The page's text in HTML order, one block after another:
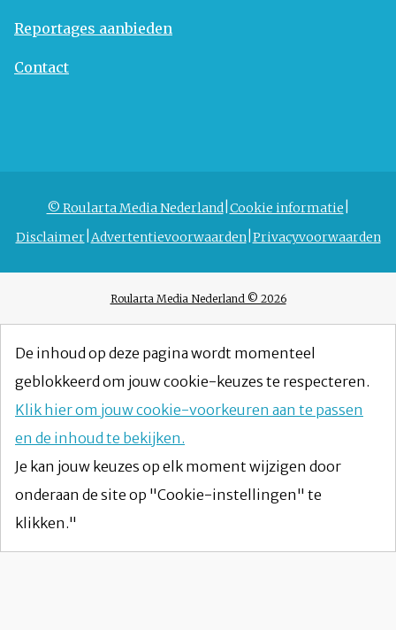
Reportages aanbieden
Contact
© Roularta Media Nederland Cookie informatie
Disclaimer Advertentievoorwaarden Privacyvoorwaarden
Roularta Media Nederland © 2026
De inhoud op deze pagina wordt momenteel
geblokkeerd om jouw cookie-keuzes te respecteren.
Klik hier om jouw cookie-voorkeuren aan te passen
en de inhoud te bekijken.
Je kan jouw keuzes op elk moment wijzigen door
onderaan de site op "Cookie-instellingen" te
klikken."